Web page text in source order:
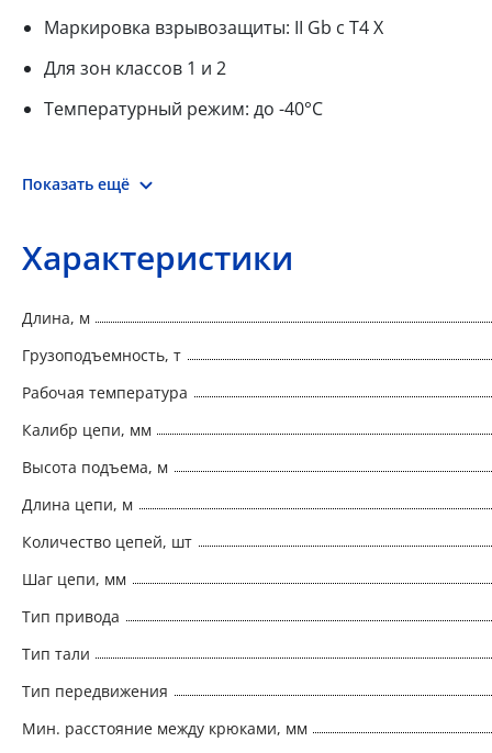
Маркировка взрывозащиты: II Gb c T4 X
Для зон классов 1 и 2
Температурный режим: до -40°С
Показать ещё
Характеристики
Длина, м
Грузоподъемность, т
Рабочая температура
Калибр цепи, мм
Высота подъема, м
Длина цепи, м
Количество цепей, шт
Шаг цепи, мм
Тип привода
Тип тали
Тип передвижения
Мин. расстояние между крюками, мм